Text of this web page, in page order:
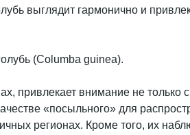
выглядит гармонично и
привлекает внимание не
«посыльного» для
регионах. Кроме того, их